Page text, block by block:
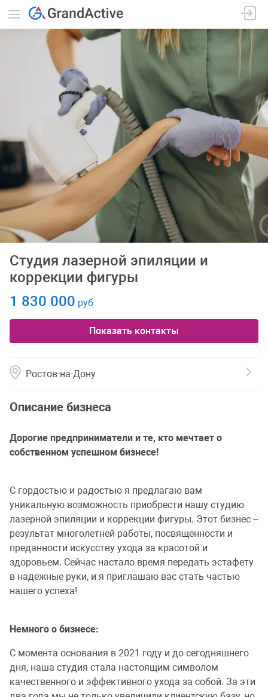
Cтyдия лaзepнoй эпиляции и
кoppeкции фигypы
1 830 000 руб
Показать контакты
Ростов-на-Дону
Описание бизнеса
Дорогие предприниматели и те, кто мечтает о
собственном успешном бизнесе!
С гордостью и радостью я предлагаю вам
уникальную возможность приобрести нашу студию
лазерной эпиляции и коррекции фигуры. Этот бизнес –
результат многолетней работы, посвященности и
преданности искусству ухода за красотой и
здоровьем. Сейчас настало время передать эстафету
в надежные руки, и я приглашаю вас стать частью
нашего успеха!
Немного о бизнесе:
С момента основания в 2021 году и до сегодняшнего
дня, наша студия стала настоящим символом
качественного и эффективного ухода за собой. За эти